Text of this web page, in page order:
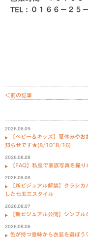
TEL：０１６６−２５
＜前の記事
2026.08.09
【ベビー＆キッズ】夏休みや
知らせです★(8/10~8/16)
2026.08.08
【FAQ】私服で家族写真を撮
2026.08.08
【新ビジュアル解禁】クラシ
した七五三スタイル
2026.08.07
【新ビジュアル公開】シンプ
2026.08.06
色が持つ意味から衣装を選ぼ